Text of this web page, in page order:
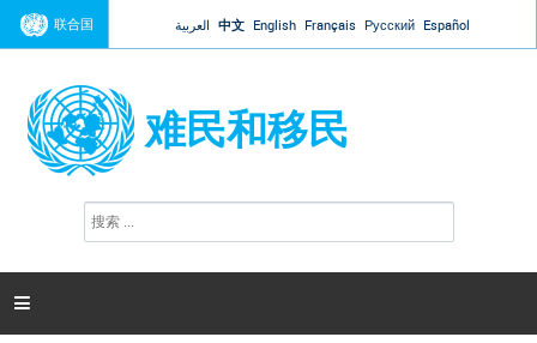
Jump to navigation
联合国 العربية 中文 English Français Русский Español
难民和移民
搜
索
